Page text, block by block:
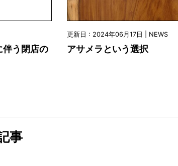
う閉店の
更新日 : 2024年06月17日 | NEWS
アサメラという選択
事